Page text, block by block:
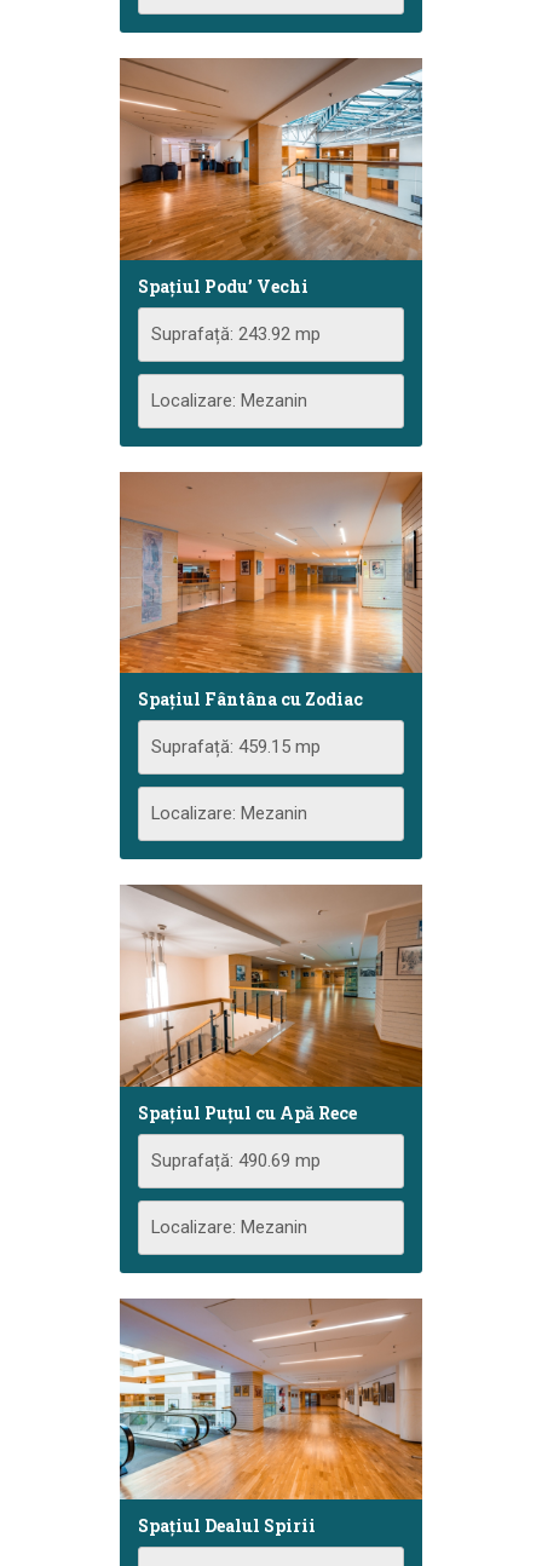
Spațiul Podu’ Vechi
Suprafață: 243.92 mp
Localizare: Mezanin
Spațiul Fântâna cu Zodiac
Suprafață: 459.15 mp
Localizare: Mezanin
Spațiul Puţul cu Apă Rece
Suprafață: 490.69 mp
Localizare: Mezanin
Spațiul Dealul Spirii